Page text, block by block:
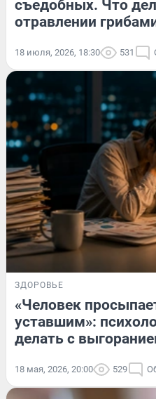
съедобных. Что
отравлении
18 июля, 2026, 18:30 531
ЗДОРОВЬЕ
«Человек
уставшим»:
делать с
18 мая, 2026, 20:00 529